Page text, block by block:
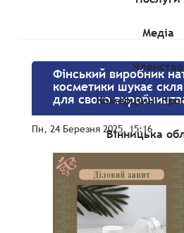
Медіа
Членство
Комерційні
Вінницька
Фінський виробник
косметики шукає
для свого
Пн, 24 Березня 2025, 15:16